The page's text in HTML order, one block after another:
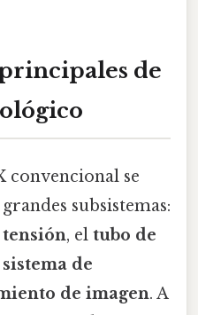
de
convencional se
subsistemas:
, el tubo de
sistema de
de imagen. A